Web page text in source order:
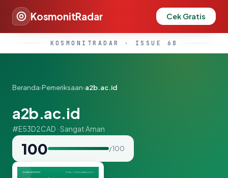
KosmonitRadar Cek Gratis
KOSMONITRADAR · ISSUE 68
Beranda›Pemeriksaan›a2b.ac.id
a2b.ac.id
#E53D2CAD · Sangat Aman
100 / 100